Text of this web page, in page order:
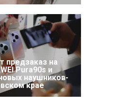
предзаказ на
Pura90s и
наушников-
крае